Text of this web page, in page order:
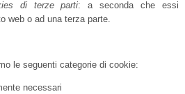
di terze parti: a seconda che essi
web o ad una terza parte.
le seguenti categorie di cookie:
necessari